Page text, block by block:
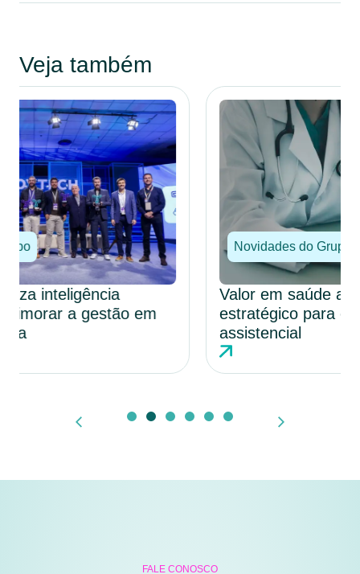
Veja também
Novidades do Grupo
Valor em saúde avança como modelo
estratégico para eficiência e qualidade
FALE CONOSCO